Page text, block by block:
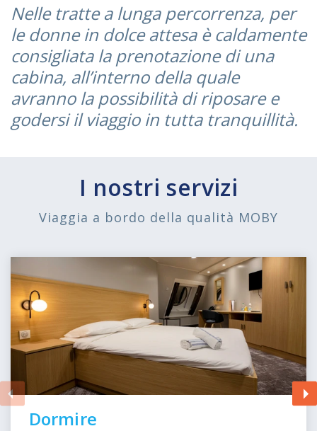
Nelle tratte a lunga percorrenza, per
le donne in dolce attesa è caldamente
consigliata la prenotazione di una
cabina, all’interno della quale
avranno la possibilità di riposare e
godersi il viaggio in tutta tranquillità.
I nostri servizi
Viaggia a bordo della qualità MOBY
Dormire